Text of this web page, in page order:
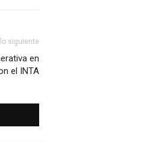
siguiente
en
el INTA